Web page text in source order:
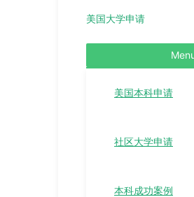
美国大学申请
美国本科申请
社区大学申请
本科成功案例